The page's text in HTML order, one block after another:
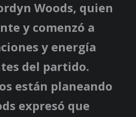
Woods, quien
y comenzó a
y energía
del partido.
están planeando
expresó que